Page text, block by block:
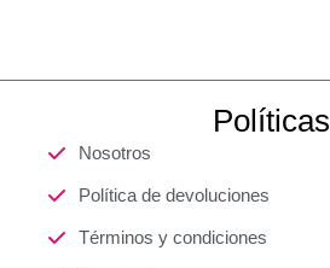
Políticas
Nosotros
Política de devoluciones
Términos y condiciones